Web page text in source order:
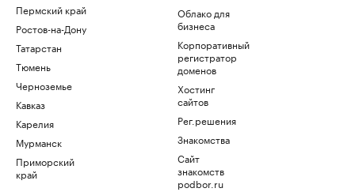
Пермский край
Ростов-на-Дону
Татарстан
Тюмень
Черноземье
Кавказ
Карелия
Мурманск
Приморский
край
Облако для
бизнеса
Корпоративный
регистратор
доменов
Хостинг
сайтов
Рег.решения
Знакомства
Сайт
знакомств
podbor.ru